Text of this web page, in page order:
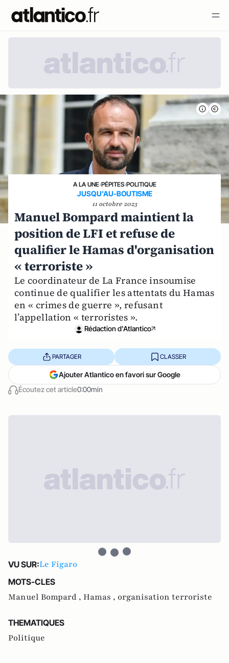
A LA UNE›PÉPITES›POLITIQUE
JUSQU'AU-BOUTISME
11 octobre 2023
Manuel Bompard maintient la
position de LFI et refuse de
qualifier le Hamas d'organisation
« terroriste »
Le coordinateur de La France insoumise
continue de qualifier les attentats du Hamas
en « crimes de guerre », refusant
l’appellation « terroristes ».
Rédaction d'Atlantico
Écoutez cet article0:00min
PARTAGER CLASSER
Ajouter Atlantico en favori sur Google
VU SUR:Le Figaro
MOTS-CLES
Manuel Bompard , Hamas , organisation terroriste
THEMATIQUES
Politique